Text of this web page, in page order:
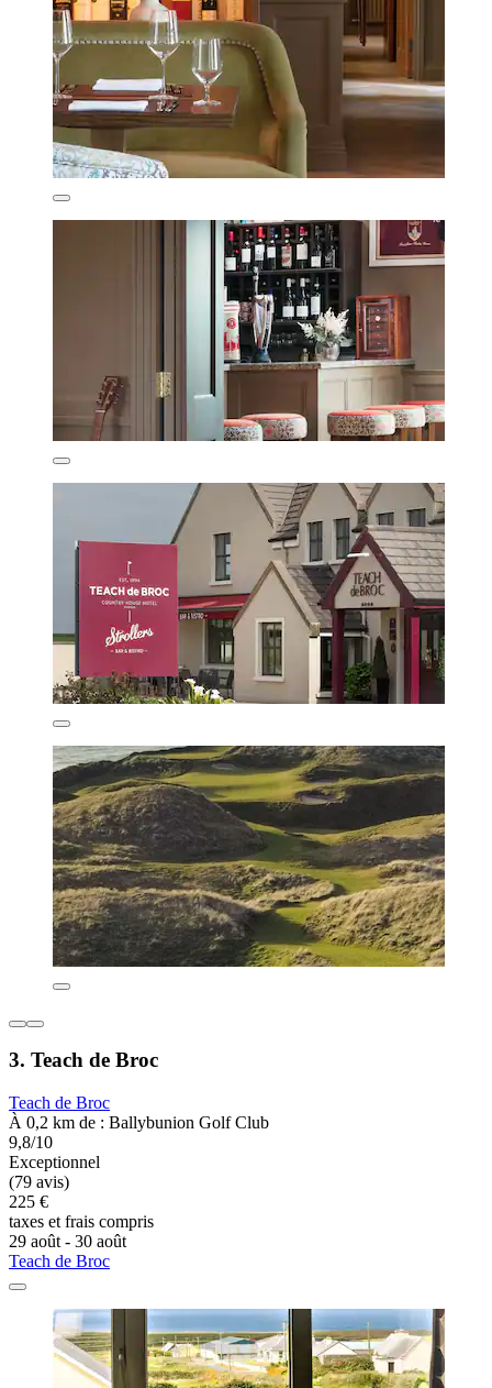
3. Teach de Broc
Teach de Broc
À 0,2 km de : Ballybunion Golf Club
9,8/10
Exceptionnel
(79 avis)
225 €
taxes et frais compris
29 août - 30 août
Teach de Broc